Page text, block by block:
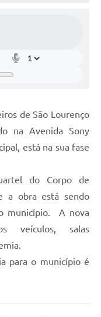
de São Lourenço
na Avenida Sony
está na sua fase
do Corpo de
a obra está sendo
município. A nova
veículos, salas
para o município é